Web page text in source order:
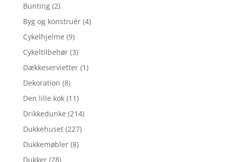
Bunting (2)
Byg og konstruér (4)
Cykelhjelme (9)
Cykeltilbehør (3)
Dækkeservietter (1)
Dekoration (8)
Den lille kok (11)
Drikkedunke (214)
Dukkehuset (227)
Dukkemøbler (8)
Dukker (28)